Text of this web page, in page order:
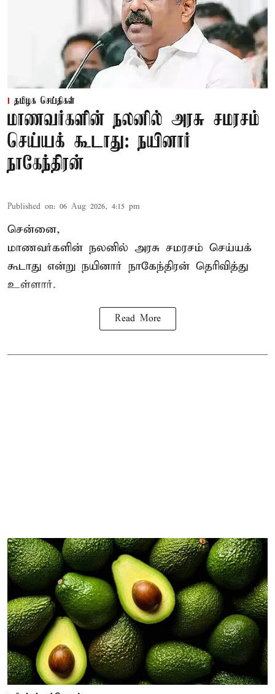
தமிழக செய்திகள்
மாணவர்களின் நலனில் அரசு சமரசம்
செய்யக் கூடாது: நயினார்
நாகேந்திரன்
Published on: 06 Aug 2026, 4:15 pm
சென்னை,
மாணவர்களின் நலனில் அரசு சமரசம் செய்யக்
கூடாது என்று நயினார் நாகேந்திரன் தெரிவித்து
உள்ளார்.
Read More